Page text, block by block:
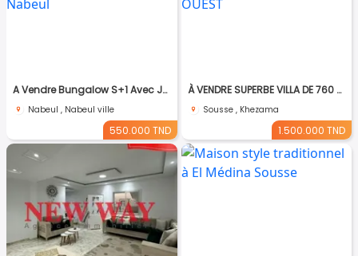
A Vendre Bungalow S+1 Avec Jardin à Club Farah, Nabeul
Nabeul , Nabeul ville
550.000 TND
À VENDRE SUPERBE VILLA DE 760 m² À KHZEMA OUEST
Sousse , Khezama
1.500.000 TND